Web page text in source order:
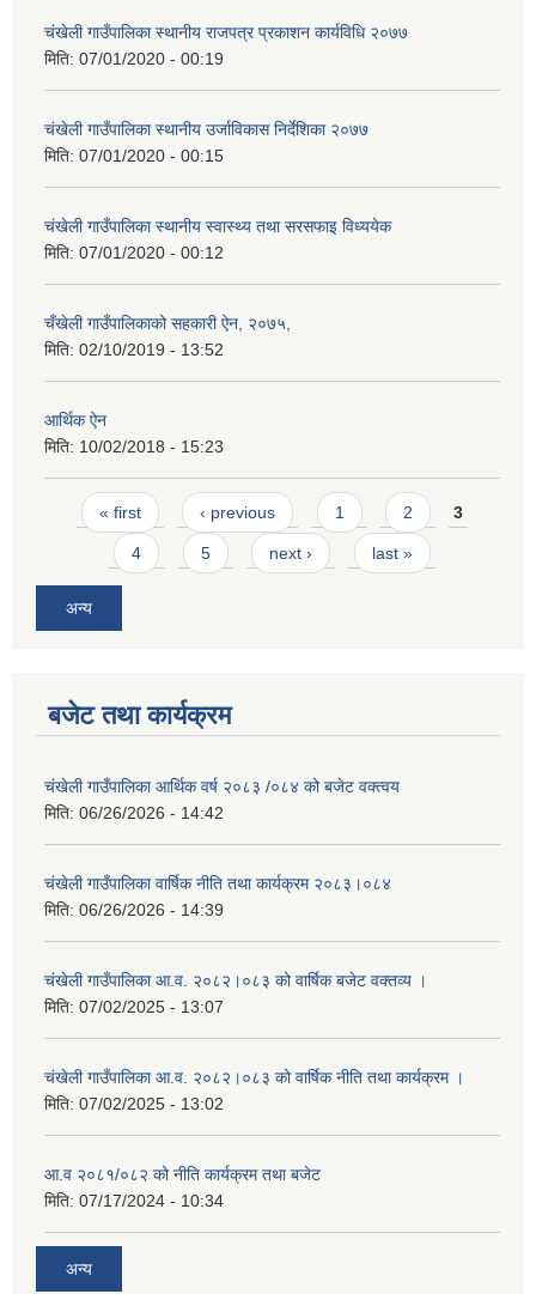
चंखेली गाउँपालिका स्थानीय राजपत्र प्रकाशन कार्यविधि २०७७
मिति: 07/01/2020 - 00:19
चंखेली गाउँपालिका स्थानीय उर्जाविकास निर्देशिका २०७७
मिति: 07/01/2020 - 00:15
चंखेली गाउँपालिका स्थानीय स्वास्थ्य तथा सरसफाइ विध्ययेक
मिति: 07/01/2020 - 00:12
चँखेली गाउँपालिकाको सहकारी ऐन, २०७५,
मिति: 02/10/2019 - 13:52
आर्थिक ऐन
मिति: 10/02/2018 - 15:23
Pages
« first ‹ previous 1 2 3
4 5 next › last »
अन्य
बजेट तथा कार्यक्रम
चंखेली गाउँपालिका आर्थिक वर्ष २०८३ /०८४ को बजेट वक्त्वय
मिति: 06/26/2026 - 14:42
चंखेली गाउँपालिका वार्षिक नीति तथा कार्यक्रम २०८३।०८४
मिति: 06/26/2026 - 14:39
चंखेली गाउँपालिका आ.व. २०८२।०८३ को वार्षिक बजेट वक्तव्य ।
मिति: 07/02/2025 - 13:07
चंखेली गाउँपालिका आ.व. २०८२।०८३ को वार्षिक नीति तथा कार्यक्रम ।
मिति: 07/02/2025 - 13:02
आ.व २०८१/०८२ को नीति कार्यक्रम तथा बजेट
मिति: 07/17/2024 - 10:34
अन्य